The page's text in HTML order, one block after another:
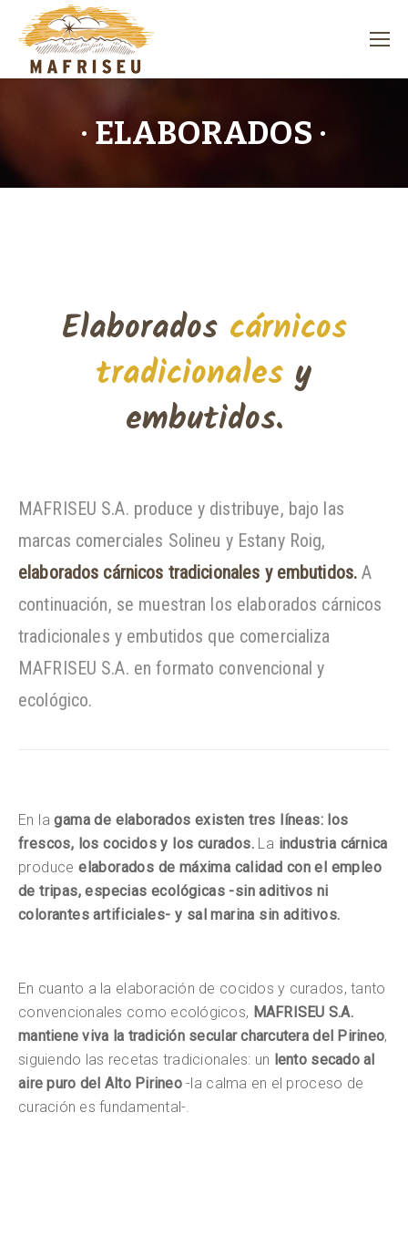
· ELABORADOS ·
Elaborados cárnicos
tradicionales y
embutidos.
MAFRISEU S.A. produce y distribuye, bajo las
marcas comerciales Solineu y Estany Roig,
elaborados cárnicos tradicionales y embutidos. A
continuación, se muestran los elaborados cárnicos
tradicionales y embutidos que comercializa
MAFRISEU S.A. en formato convencional y
ecológico.
En lagama de elaborados existen tres líneas: los
frescos, los cocidos y los curados. La industria cárnica
produceelaborados de máxima calidad con el empleo
de tripas, especias ecológicas -sin aditivos ni
colorantes artificiales- y sal marina sin aditivos.
En cuanto a la elaboración de cocidos y curados, tanto
convencionales como ecológicos, MAFRISEU S.A.
mantiene viva la tradición secular charcutera del Pirineo,
siguiendo las recetas tradicionales: un lento secado al
aire puro del Alto Pirineo-la calma en el proceso de
curación es fundamental-.